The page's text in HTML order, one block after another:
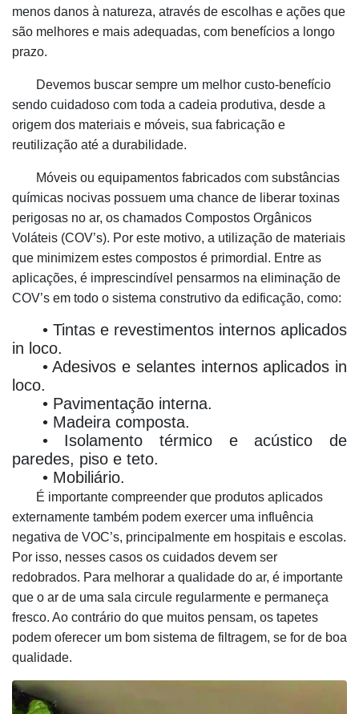
menos danos à natureza, através de escolhas e ações que
são melhores e mais adequadas, com benefícios a longo
prazo.
Devemos buscar sempre um melhor custo-benefício
sendo cuidadoso com toda a cadeia produtiva, desde a
origem dos materiais e móveis, sua fabricação e
reutilização até a durabilidade.
Móveis ou equipamentos fabricados com substâncias
químicas nocivas possuem uma chance de liberar toxinas
perigosas no ar, os chamados Compostos Orgânicos
Voláteis (COV’s). Por este motivo, a utilização de materiais
que minimizem estes compostos é primordial. Entre as
aplicações, é imprescindível pensarmos na eliminação de
COV’s em todo o sistema construtivo da edificação, como:
• Tintas e revestimentos internos aplicados
in loco.
• Adesivos e selantes internos aplicados in
loco.
• Pavimentação interna.
• Madeira composta.
• Isolamento térmico e acústico de
paredes, piso e teto.
• Mobiliário.
É importante compreender que produtos aplicados
externamente também podem exercer uma influência
negativa de VOC’s, principalmente em hospitais e escolas.
Por isso, nesses casos os cuidados devem ser
redobrados. Para melhorar a qualidade do ar, é importante
que o ar de uma sala circule regularmente e permaneça
fresco. Ao contrário do que muitos pensam, os tapetes
podem oferecer um bom sistema de filtragem, se for de boa
qualidade.